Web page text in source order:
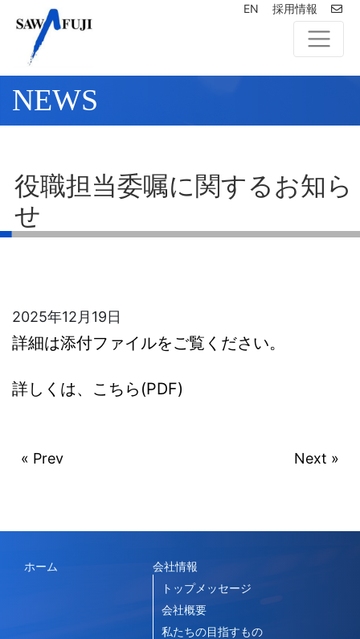
EN 採用情報
NEWS
役職担当委嘱に関するお知ら
せ
2025年12月19日
詳細は添付ファイルをご覧ください。
詳しくは、こちら(PDF)
« Prev Next »
ホーム
会社情報
トップメッセージ
会社概要
私たちの目指すもの